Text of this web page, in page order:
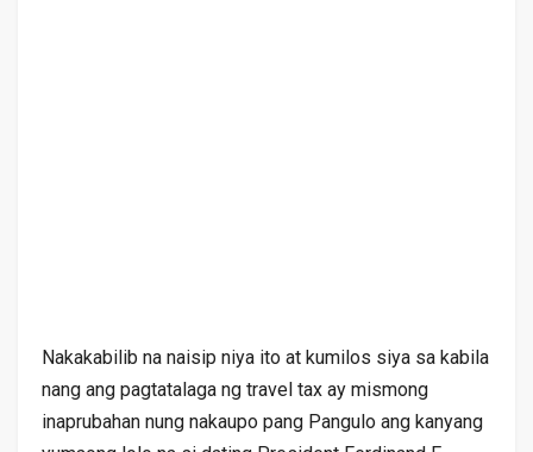
Nakakabilib na naisip niya ito at kumilos siya sa kabila
nang ang pagtatalaga ng travel tax ay mismong
inaprubahan nung nakaupo pang Pangulo ang kanyang